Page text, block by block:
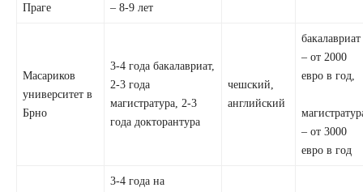
Праге
– 8-9 лет
Масариков
университет в
Брно
3-4 года бакалавриат,
2-3 года
магистратура, 2-3
года докторантура
чешский,
английский
бакалавриат
– от 2000
евро в год,
– от 3000
евро в год
3-4 года на